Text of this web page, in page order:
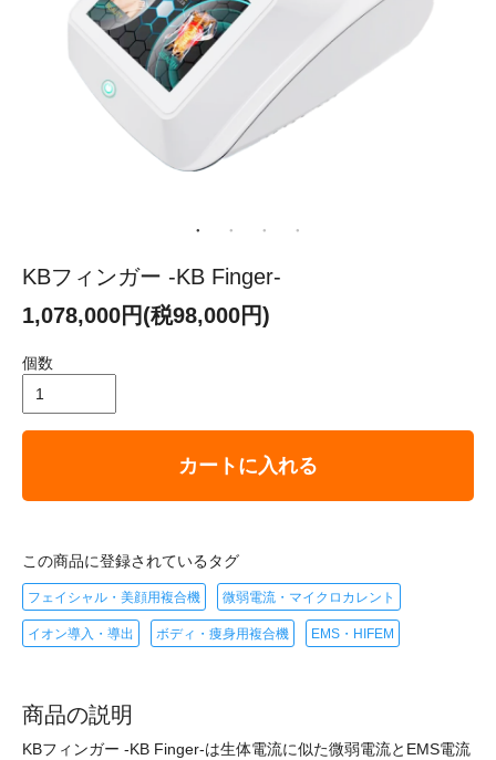
KBフィンガー -KB Finger-
1,078,000円(税98,000円)
個数
カートに入れる
この商品に登録されているタグ
フェイシャル・美顔用複合機 微弱電流・マイクロカレント
イオン導入・導出 ボディ・痩身用複合機 EMS・HIFEM
商品の説明
KBフィンガー -KB Finger-は生体電流に似た微弱電流とEMS電流